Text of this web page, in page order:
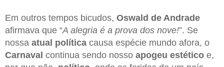
Em outros tempos bicudos, Oswald de Andrade
afirmava que “A alegria é a prova dos nove!”. Se
nossa atual política causa espécie mundo afora, o
Carnaval continua sendo nosso apogeu estético e,